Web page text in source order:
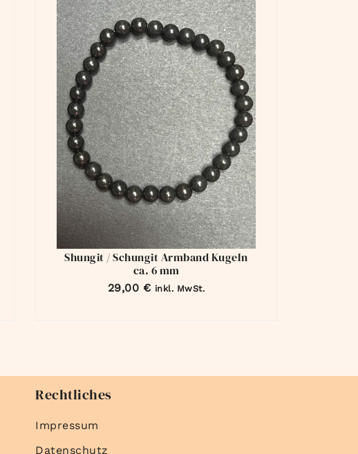
Shungit / Schungit Armband Kugeln
ca. 6 mm
29,00 € inkl. MwSt.
Rechtliches
Impressum
Datenschutz